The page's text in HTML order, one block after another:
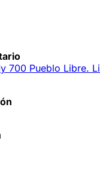
700 Pueblo Libre.